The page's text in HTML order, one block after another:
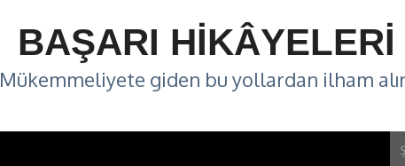
BAŞARI HİKÂYELERİ
Mükemmeliyete giden bu yollardan ilham